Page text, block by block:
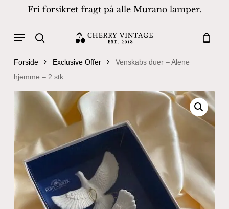
content
Fri forsikret fragt på alle Murano lamper.
Productssearch
Menu
Forside Exclusive Offer
Venskabs duer – Alene
hjemme – 2 stk